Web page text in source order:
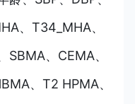
、T34_MHA、
SBMA、CEMA、
、T2 HPMA、